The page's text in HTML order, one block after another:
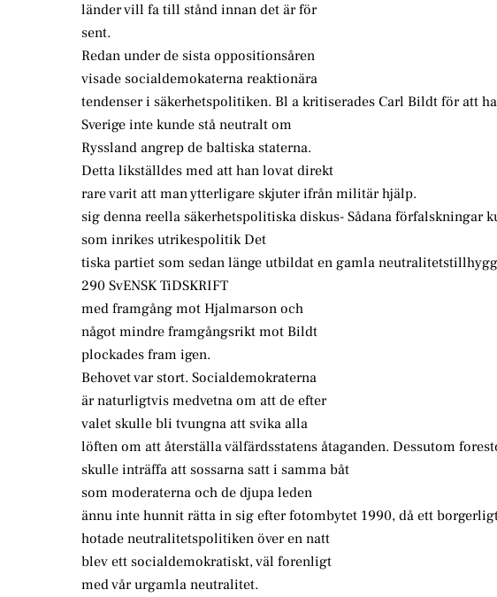
länder vill fa till stånd innan det är för
sent.
Redan under de sista oppositionsåren
visade socialdemokaterna reaktionära
tendenser i säkerhetspolitiken. Bl a kritiserades Carl Bildt för att
Sverige inte kunde stå neutralt om
Ryssland angrep de baltiska staterna.
Detta likställdes med att han lovat direkt
rare varit att man ytterligare skjuter ifrån militär hjälp.
sig denna reella säkerhetspolitiska diskus- Sådana förfalskningar
som inrikes utrikespolitik Det
tiska partiet som sedan länge utbildat en gamla
290 SvENSK TiDSKRIFT
med framgång mot Hjalmarson och
något mindre framgångsrikt mot Bildt
plockades fram igen.
Behovet var stort. Socialdemokraterna
är naturligtvis medvetna om att de efter
valet skulle bli tvungna att svika alla
löften om att återställa välfärdsstatens åtaganden. Dessutom
skulle inträffa att sossarna satt i samma båt
som moderaterna och de djupa leden
ännu inte hunnit rätta in sig efter fotombytet 1990, då ett
hotade neutralitetspolitiken över en natt
blev ett socialdemokratiskt, väl forenligt
med vår urgamla neutralitet.